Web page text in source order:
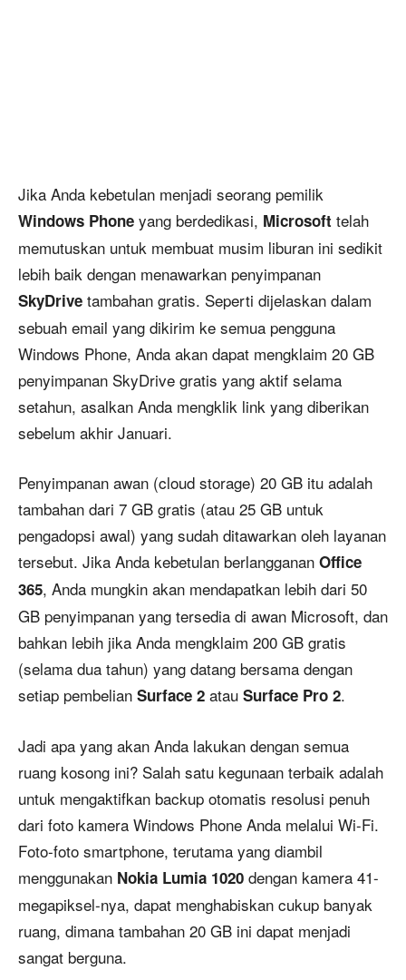
Jika Anda kebetulan menjadi seorang pemilik
Windows Phone yang berdedikasi, Microsoft telah
memutuskan untuk membuat musim liburan ini sedikit
lebih baik dengan menawarkan penyimpanan
SkyDrive tambahan gratis. Seperti dijelaskan dalam
sebuah email yang dikirim ke semua pengguna
Windows Phone, Anda akan dapat mengklaim 20 GB
penyimpanan SkyDrive gratis yang aktif selama
setahun, asalkan Anda mengklik link yang diberikan
sebelum akhir Januari.
Penyimpanan awan (cloud storage) 20 GB itu adalah
tambahan dari 7 GB gratis (atau 25 GB untuk
pengadopsi awal) yang sudah ditawarkan oleh layanan
tersebut. Jika Anda kebetulan berlangganan Office
365, Anda mungkin akan mendapatkan lebih dari 50
GB penyimpanan yang tersedia di awan Microsoft, dan
bahkan lebih jika Anda mengklaim 200 GB gratis
(selama dua tahun) yang datang bersama dengan
setiap pembelian Surface 2 atau Surface Pro 2.
Jadi apa yang akan Anda lakukan dengan semua
ruang kosong ini? Salah satu kegunaan terbaik adalah
untuk mengaktifkan backup otomatis resolusi penuh
dari foto kamera Windows Phone Anda melalui Wi-Fi.
Foto-foto smartphone, terutama yang diambil
menggunakan Nokia Lumia 1020 dengan kamera 41-
megapiksel-nya, dapat menghabiskan cukup banyak
ruang, dimana tambahan 20 GB ini dapat menjadi
sangat berguna.